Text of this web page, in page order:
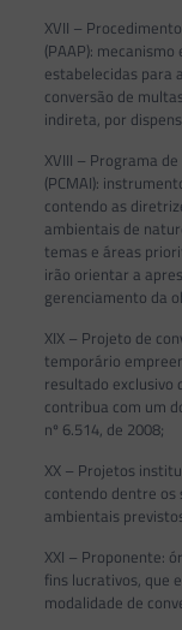
XVII –
(PAAP):
estabelecidas para
conversão de
indireta, por
XVIII – Programa
(PCMAI):
contendo as
ambientais de
temas e áreas
irão orientar a
gerenciamento da
XIX – Projeto de
temporário
resultado exclusivo
contribua com um
nº 6.514, de 2008;
XX – Projetos
contendo dentre os
ambientais
XXI – Proponente:
fins lucrativos, que
modalidade de